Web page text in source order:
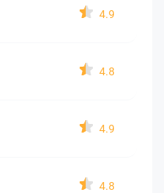
4.9
4.8
4.9
4.8